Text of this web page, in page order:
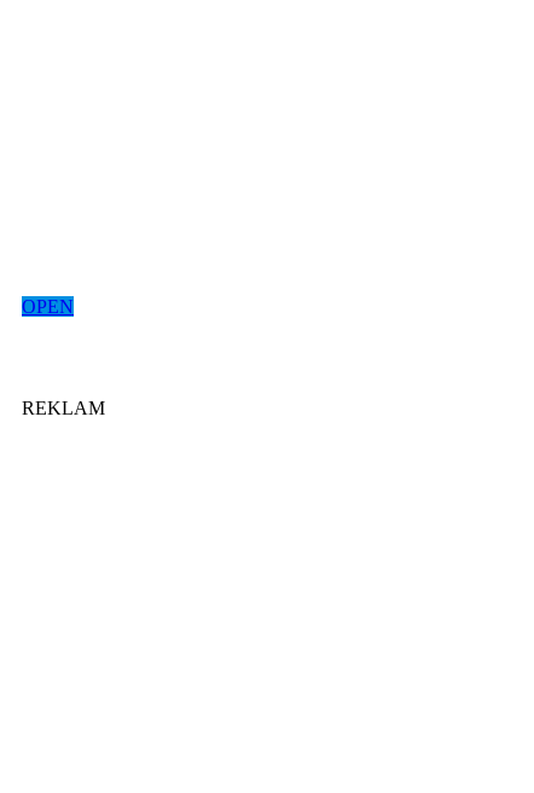
OPEN
REKLAM